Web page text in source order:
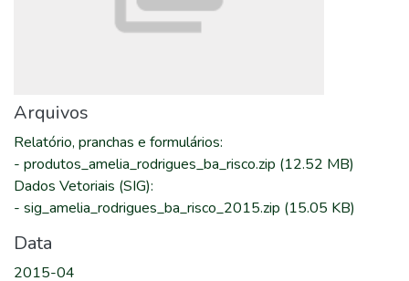
Arquivos
Relatório, pranchas e formulários:
- produtos_amelia_rodrigues_ba_risco.zip (12.52 MB)
Dados Vetoriais (SIG):
- sig_amelia_rodrigues_ba_risco_2015.zip (15.05 KB)
Data
2015-04